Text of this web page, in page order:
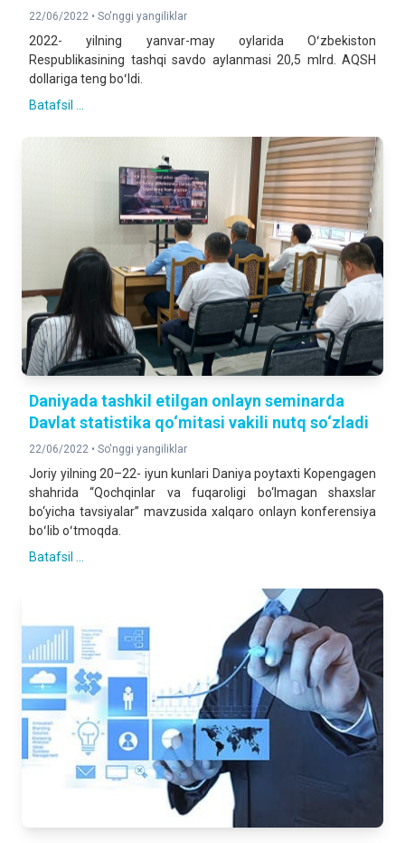
22/06/2022 • So'nggi yangiliklar
2022- yilning yanvar-may oylarida Oʻzbekiston
Respublikasining tashqi savdo aylanmasi 20,5 mlrd. AQSH
dollariga teng boʻldi.
Batafsil ...
Daniyada tashkil etilgan onlayn seminarda
Davlat statistika qo‘mitasi vakili nutq so‘zladi
22/06/2022 • So'nggi yangiliklar
Joriy yilning 20–22- iyun kunlari Daniya poytaxti Kopengagen
shahrida “Qochqinlar va fuqaroligi bo‘lmagan shaxslar
bo‘yicha tavsiyalar” mavzusida xalqaro onlayn konferensiya
boʻlib oʻtmoqda.
Batafsil ...